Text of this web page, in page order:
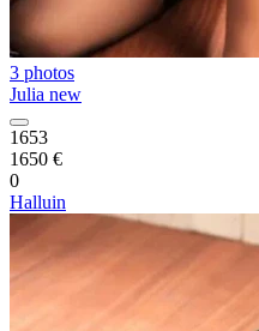
3 photos
Julia new
1653
1650 €
0
Halluin